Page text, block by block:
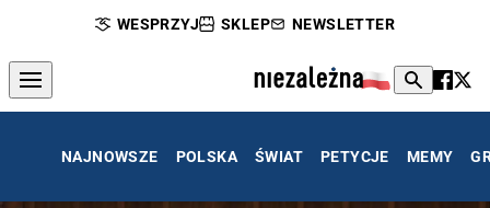
WESPRZYJ SKLEP NEWSLETTER
NAJNOWSZE POLSKA ŚWIAT PETYCJE MEMY